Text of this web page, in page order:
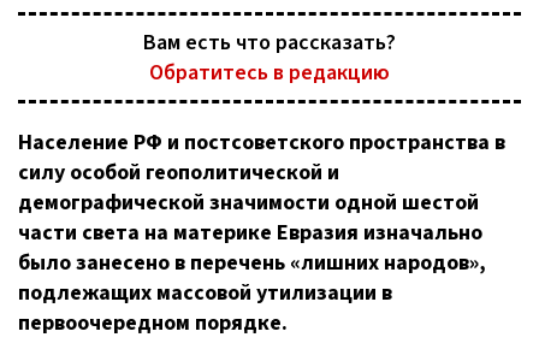
Население РФ и постсоветского пространства в
силу особой геополитической и
демографической значимости одной шестой
части света на материке Евразия изначально
было занесено в перечень «лишних народов»,
подлежащих массовой утилизации в
первоочередном порядке.
Вам есть что рассказать?
Обратитесь в редакцию